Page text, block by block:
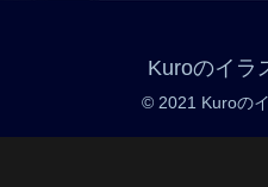
Kuroのイラ
© 2021 Kuroの